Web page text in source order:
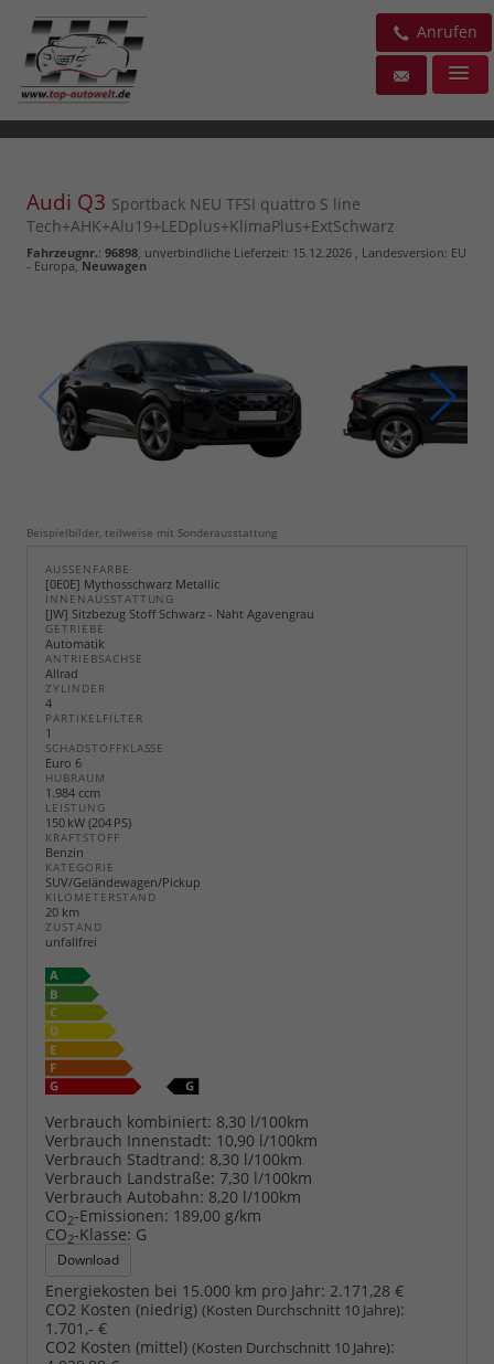
Anrufen
Audi Q3 Sportback NEU TFSI quattro S line
Tech+AHK+Alu19+LEDplus+KlimaPlus+ExtSchwarz
Fahrzeugnr.: 96898 , unverbindliche Lieferzeit: 15.12.2026 , Landesversion: EU
- Europa,Neuwagen
Beispielbilder, teilweise mit Sonderausstattung
AUSSENFARBE
[0E0E] Mythosschwarz Metallic
INNENAUSSTATTUNG
[JW] Sitzbezug Stoff Schwarz - Naht Agavengrau
GETRIEBE
Automatik
ANTRIEBSACHSE
Allrad
ZYLINDER
4
PARTIKELFILTER
1
SCHADSTOFFKLASSE
Euro 6
HUBRAUM
1.984 ccm
LEISTUNG
150 kW (204 PS)
KRAFTSTOFF
Benzin
KATEGORIE
SUV/Geländewagen/Pickup
KILOMETERSTAND
20 km
ZUSTAND
unfallfrei
Verbrauch kombiniert: 8,30 l/100km
Verbrauch Innenstadt: 10,90 l/100km
Verbrauch Stadtrand: 8,30 l/100km
Verbrauch Landstraße: 7,30 l/100km
Verbrauch Autobahn: 8,20 l/100km
CO2-Emissionen: 189,00 g/km
CO2-Klasse: G
Download
Energiekosten bei 15.000 km pro Jahr: 2.171,28 €
CO2 Kosten (niedrig) (Kosten Durchschnitt 10 Jahre):
1.701,- €
CO2 Kosten (mittel) (Kosten Durchschnitt 10 Jahre):